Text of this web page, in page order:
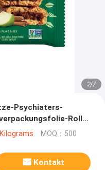
2/7
Psychiaters-
Rolle
MOQ：500
Kontakt